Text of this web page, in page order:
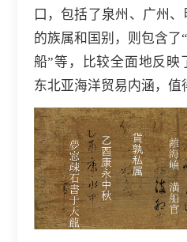
口，包括了泉州、广州
的族属和国别，则包含了
船”等，比较全面地反映
东北亚海洋贸易内涵，值